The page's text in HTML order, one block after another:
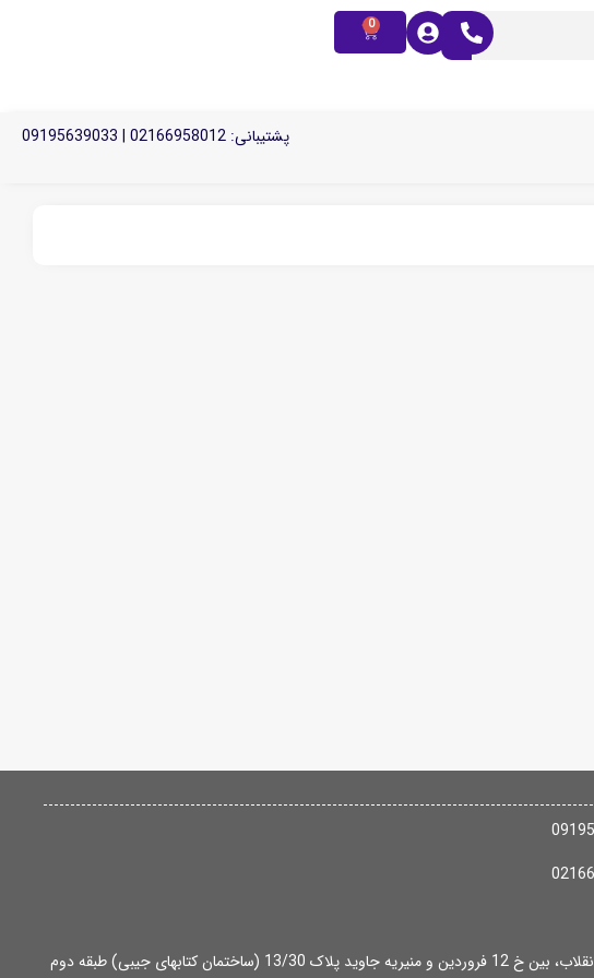
0
پشتیبانی: 02166958012 | 09195639033
آدرس: تهران، میدان انقلاب، بین خ 12 فروردین و منیریه جاوید پلاک 13/30 (ساختمان کتابهای جیبی) طبقه دوم